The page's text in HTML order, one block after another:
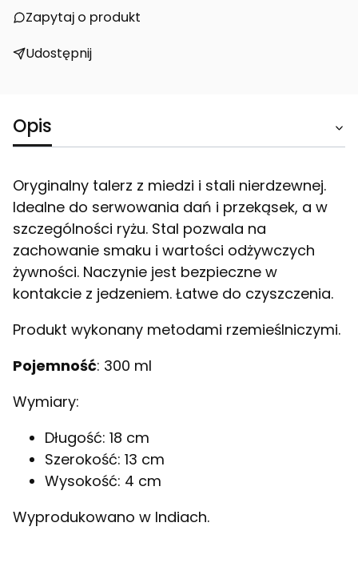
Zapytaj o produkt
Udostępnij
Opis
Oryginalny talerz z miedzi i stali nierdzewnej.
Idealne do serwowania dań i przekąsek, a w
szczególności ryżu. Stal pozwala na
zachowanie smaku i wartości odżywczych
żywności. Naczynie jest bezpieczne w
kontakcie z jedzeniem. Łatwe do czyszczenia.
Produkt wykonany metodami rzemieślniczymi.
Pojemność: 300 ml
Wymiary:
Długość: 18 cm
Szerokość: 13 cm
Wysokość: 4 cm
Wyprodukowano w Indiach.